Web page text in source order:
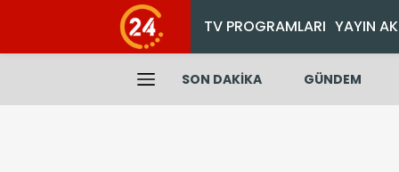
TV PROGRAMLARI YAYIN
SON DAKİKA GÜNDEM